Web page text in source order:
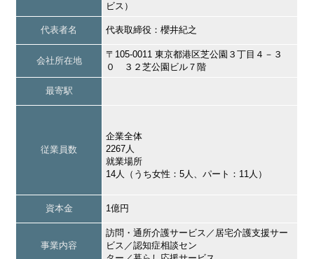
ビス）
代表者名 代表取締役：櫻井紀之
会社所在地
〒105-0011 東京都港区芝公園３丁目４－３
０ ３２芝公園ビル７階
最寄駅
従業員数
企業全体
2267人
就業場所
14人（うち女性：5人、パート：11人）
資本金 1億円
事業内容
訪問・通所介護サービス／居宅介護支援サー
ビス／認知症相談セン